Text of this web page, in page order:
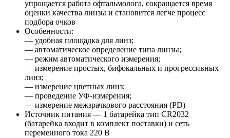
упрощается работа офтальмолога, сокращается время
оценки качества линзы и становится легче процесс
подбора очков
Особенности:
— удобная площадка для линз;
— автоматическое определение типа линзы;
— режим автоматического измерения;
— измерение простых, бифокальных и прогрессивных
линз;
— измерение цветных линз;
— проведение УФ-измерения;
— измерение межзрачкового расстояния (PD)
Источник питания — 1 батарейка тип CR2032
(батарейка входит в комплект поставки) и сеть
переменного тока 220 В